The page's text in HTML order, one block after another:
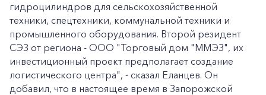
гидроцилиндров для сельскохозяйственной
техники, спецтехники, коммунальной техники и
промышленного оборудования. Второй резидент
СЭЗ от региона - ООО "Торговый дом "ММЭЗ", их
инвестиционный проект предполагает создание
логистического центра", - сказал Еланцев. Он
добавил, что в настоящее время в Запорожской